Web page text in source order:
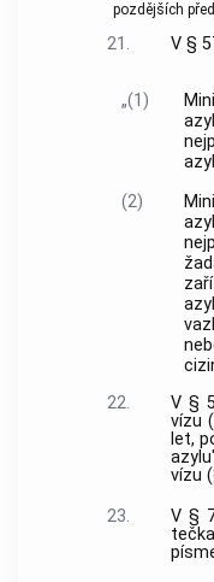
pozdějších
21. V §
„(1)
(2)
22.
V §
vízu
let,
vízu
23.
V §